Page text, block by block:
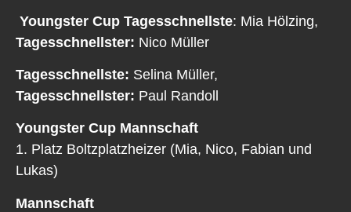
Youngster Cup Tagesschnellste: Mia Hölzing,
Tagesschnellster: Nico Müller
Tagesschnellste: Selina Müller,
Tagesschnellster: Paul Randoll
Youngster Cup Mannschaft
1. Platz Boltzplatzheizer (Mia, Nico, Fabian und
Lukas)
Mannschaft